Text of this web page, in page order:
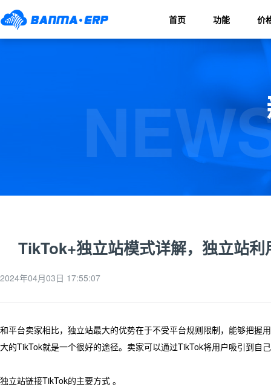
首页 功能 价
TikTok+独立站模式详解，独立站
2024年04月03日 17:55:07
和平台卖家相比，独立站最大的优势在于不受平台规则限制，能够把握
大的TikTok就是一个很好的途径。卖家可以通过TikTok将用户吸引到自
独立站链接TikTok的主要方式 。